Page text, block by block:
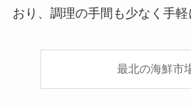
おり、調理の手間も少なく手軽
最北の海鮮市